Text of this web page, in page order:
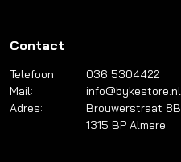
Contact
Telefoon:
036 5304422
Mail:
info@bykestore.nl
Adres:
Brouwerstraat 8B
1315 BP Almere